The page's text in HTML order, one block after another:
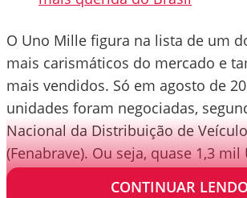
O Uno Mille figura na lista de um
mais carismáticos do mercado e
mais vendidos. Só em agosto de
unidades foram negociadas,
Nacional da Distribuição de
(Fenabrave). Ou seja, quase 1,3
dia.
CONTINUAR LENDO